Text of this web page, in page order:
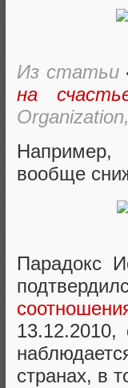
Из статьи
на
вообще
Парадокс
13.12.2010,
странах, в